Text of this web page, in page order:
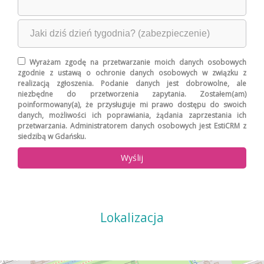
Wyrażam zgodę na przetwarzanie moich danych osobowych
zgodnie z ustawą o ochronie danych osobowych w związku z
realizacją zgłoszenia. Podanie danych jest dobrowolne, ale
niezbędne do przetworzenia zapytania. Zostałem(am)
poinformowany(a), że przysługuje mi prawo dostępu do swoich
danych, możliwości ich poprawiania, żądania zaprzestania ich
przetwarzania. Administratorem danych osobowych jest EstiCRM z
siedzibą w Gdańsku.
Lokalizacja